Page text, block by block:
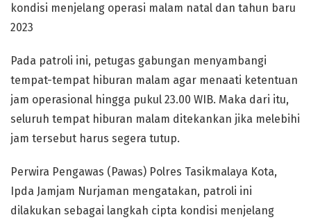
kondisi menjelang operasi malam natal dan tahun baru
2023
Pada patroli ini, petugas gabungan menyambangi
tempat-tempat hiburan malam agar menaati ketentuan
jam operasional hingga pukul 23.00 WIB. Maka dari itu,
seluruh tempat hiburan malam ditekankan jika melebihi
jam tersebut harus segera tutup.
Perwira Pengawas (Pawas) Polres Tasikmalaya Kota,
Ipda Jamjam Nurjaman mengatakan, patroli ini
dilakukan sebagai langkah cipta kondisi menjelang